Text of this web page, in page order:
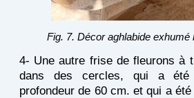
Fig. 7. Décor aghlabide exhumé
4- Une autre frise de fleurons à
dans des cercles, qui a été
profondeur de 60 cm. et qui a été